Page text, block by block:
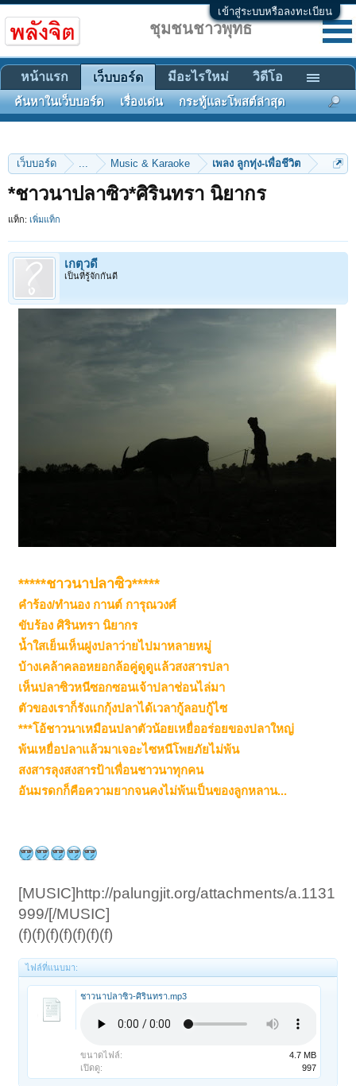
เข้าสู่ระบบหรือลงทะเบียน
เว็บบอร์ด ... Music & Karaoke เพลง ลูกทุ่ง-เพื่อชีวิต
*ชาวนาปลาซิว*ศิรินทรา นิยากร
แท็ก: เพิ่มแท็ก
เกตุวดี
เป็นที่รู้จักกันดี
*****ชาวนาปลาซิว*****
คำร้อง/ทำนอง กานต์ การุณวงศ์
ขับร้อง ศิรินทรา นิยากร
น้ำใสเย็นเห็นฝูงปลาว่ายไปมาหลายหมู่
บ้างเคล้าคลอหยอกล้อคู่ดูดูแล้วสงสารปลา
เห็นปลาซิวหนีซอกซอนเจ้าปลาช่อนไล่มา
ตัวของเราก็รังแกกุ้งปลาได้เวลากู้ลอบกู้ไซ
***โอ้ชาวนาเหมือนปลาตัวน้อยเหยื่ออร่อยของปลาใหญ่
พ้นเหยื่อปลาแล้วมาเจอะไซหนีโพยภัยไม่พ้น
สงสารลุงสงสารป้าเพื่อนชาวนาทุกคน
อันมรดกก็คือความยากจนคงไม่พ้นเป็นของลูกหลาน...
[MUSIC]http://palungjit.org/attachments/a.1131
999/[/MUSIC]
(f)(f)(f)(f)(f)(f)(f)
ไฟล์ที่แนบมา:
ชาวนาปลาซิว-ศิรินทรา.mp3
ขนาดไฟล์:
4.7 MB
เปิดดู:
997
ชุมชนชาวพุทธ
หน้าแรก เว็บบอร์ด
ค้นหาในเว็บบอร์ด เรื่องเด่น กระทู้และโพสต์ล่าสุด
มีอะไรใหม่ วิดีโอ